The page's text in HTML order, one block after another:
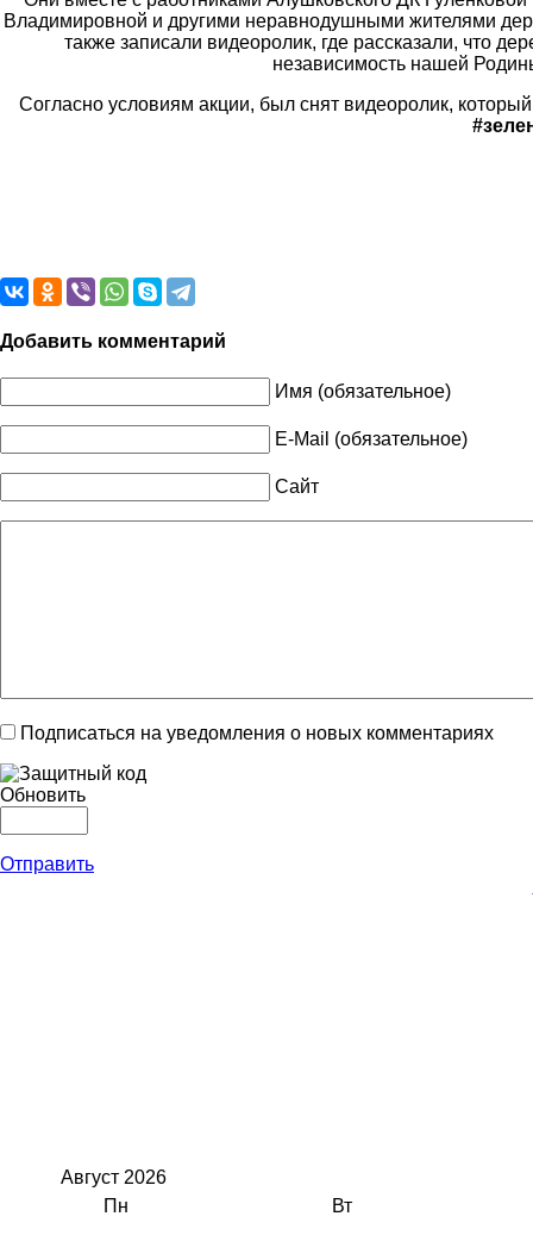
Владимировной и другими неравнодушными жителями
также записали видеоролик, где рассказали, что
независимость нашей
Согласно условиям акции, был снят видеоролик,
Добавить комментарий
Имя (обязательное)
E-Mail (обязательное)
Сайт
Подписаться на уведомления о новых комментариях
Обновить
Отправить
Август 2026
Пн
Вт